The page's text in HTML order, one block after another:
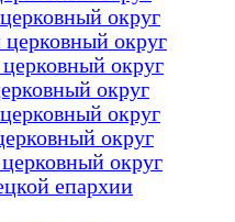
округ
округ
округ
округ
округ
округ
округ
епархии